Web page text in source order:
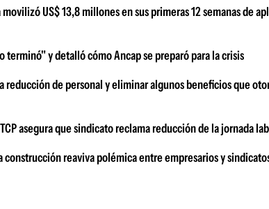
US$ 13,8 millones en sus primeras 12 semanas de
terminó" y detalló cómo Ancap se preparó para la crisis
reducción de personal y eliminar algunos beneficios que
asegura que sindicato reclama reducción de la jornada
construcción reaviva polémica entre empresarios y